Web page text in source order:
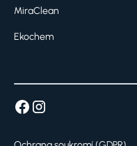
MiraClean
Ekochem